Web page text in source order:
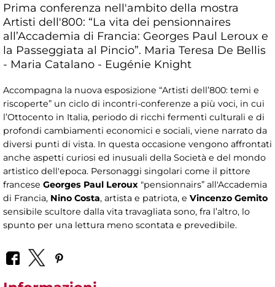
Prima conferenza nell'ambito della mostra
Artisti dell'800: “La vita dei pensionnaires
all’Accademia di Francia: Georges Paul Leroux e
la Passeggiata al Pincio”. Maria Teresa De Bellis
- Maria Catalano - Eugénie Knight
Accompagna la nuova esposizione “Artisti dell’800: temi e
riscoperte” un ciclo di incontri-conferenze a più voci, in cui
l’Ottocento in Italia, periodo di ricchi fermenti culturali e di
profondi cambiamenti economici e sociali, viene narrato da
diversi punti di vista. In questa occasione vengono affrontati
anche aspetti curiosi ed inusuali della Società e del mondo
artistico dell'epoca. Personaggi singolari come il pittore
francese Georges Paul Leroux "pensionnairs” all'Accademia
di Francia, Nino Costa, artista e patriota, e Vincenzo Gemito
sensibile scultore dalla vita travagliata sono, fra l’altro, lo
spunto per una lettura meno scontata e prevedibile.